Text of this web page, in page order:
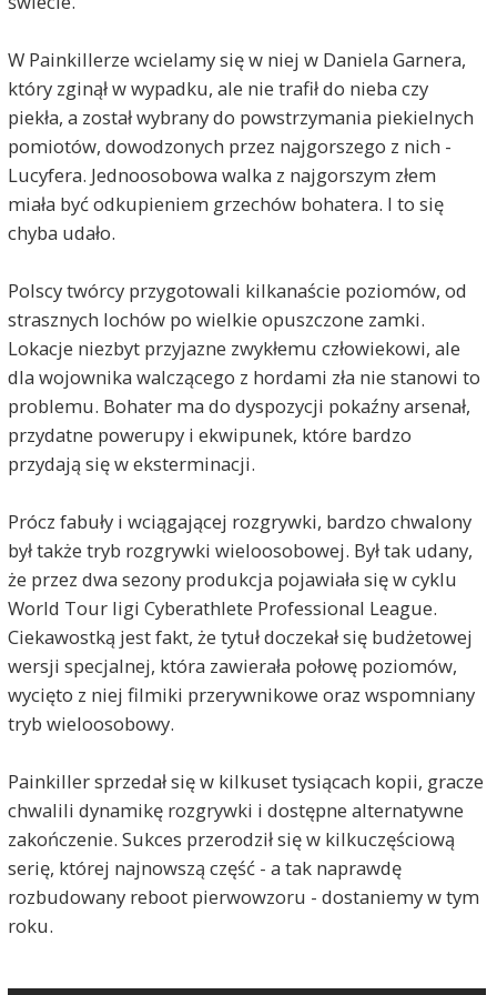
W Painkillerze wcielamy się w niej w Daniela Garnera,
który zginął w wypadku, ale nie trafił do nieba czy
piekła, a został wybrany do powstrzymania piekielnych
pomiotów, dowodzonych przez najgorszego z nich -
Lucyfera. Jednoosobowa walka z najgorszym złem
miała być odkupieniem grzechów bohatera. I to się
chyba udało.
Polscy twórcy przygotowali kilkanaście poziomów, od
strasznych lochów po wielkie opuszczone zamki.
Lokacje niezbyt przyjazne zwykłemu człowiekowi, ale
dla wojownika walczącego z hordami zła nie stanowi to
problemu. Bohater ma do dyspozycji pokaźny arsenał,
przydatne powerupy i ekwipunek, które bardzo
przydają się w eksterminacji.
Prócz fabuły i wciągającej rozgrywki, bardzo chwalony
był także tryb rozgrywki wieloosobowej. Był tak udany,
że przez dwa sezony produkcja pojawiała się w cyklu
World Tour ligi Cyberathlete Professional League.
Ciekawostką jest fakt, że tytuł doczekał się budżetowej
wersji specjalnej, która zawierała połowę poziomów,
wycięto z niej filmiki przerywnikowe oraz wspomniany
tryb wieloosobowy.
Painkiller sprzedał się w kilkuset tysiącach kopii, gracze
chwalili dynamikę rozgrywki i dostępne alternatywne
zakończenie. Sukces przerodził się w kilkuczęściową
serię, której najnowszą część - a tak naprawdę
rozbudowany reboot pierwowzoru - dostaniemy w tym
roku.